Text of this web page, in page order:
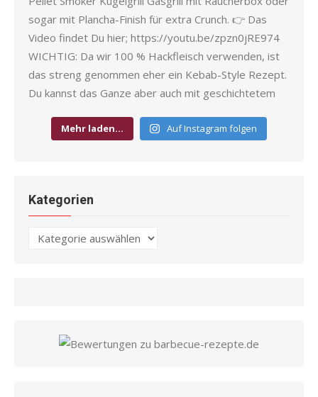
Mehr laden… Auf Instagram folgen
Kategorien
Kategorien